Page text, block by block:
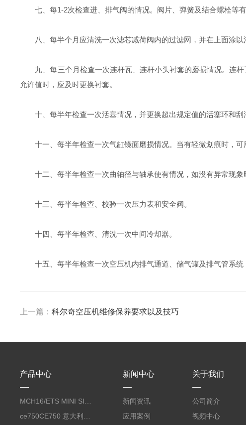
七、每1-2次检查进、排气阀的情况。阀片、弹簧及结合螺栓等有
八、每半个月应清洗一次滤芯减荷阀内的过滤网，并在上面涂以
九、每三个月检查一次连杆瓦、连杆小头衬套的磨损情况。连杆
允许值时，应及时更换衬套。
十、每半年检查一次活塞情况，并更换超出规定值的活塞环和刮
十一、每半年检查一次气缸镜面磨损情况。当有轻微划痕时，可
十二、每半年检查一次曲轴径与轴承使有情况，如没有异常现象
十三、每半年检查、校验一次压力表和安全阀。
十四、每半年检查、清洗一次中间冷却器。
十五、每半年检查一次空压机内排气通道、储气罐及排气管系统
上一篇：科尔奇空压机维修保养要求以及技巧
产品中心 新闻中心
新闻资讯
应用案例
关于我们
公司简介
视频中心